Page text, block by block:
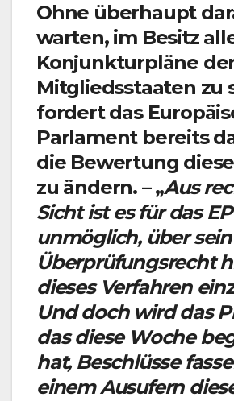
Ohne überhaupt
warten, im Besitz
Konjunkturpläne
Mitgliedsstaaten zu
fordert das
Parlament bereits
die Bewertung
zu ändern. – „Aus
Sicht ist es für das EP
unmöglich, über sein
Überprüfungsrecht
dieses Verfahren
Und doch wird das
das diese Woche
hat, Beschlüsse
einem Ausufern